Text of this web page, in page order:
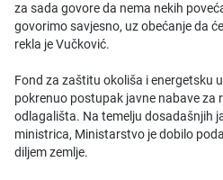
za sada govore da nema nekih
govorimo savjesno, uz obećanje da
rekla je Vučković.
Fond za zaštitu okoliša i energetsku
pokrenuo postupak javne nabave za
odlagališta. Na temelju dosadašnjih
ministrica, Ministarstvo je dobilo
diljem zemlje.